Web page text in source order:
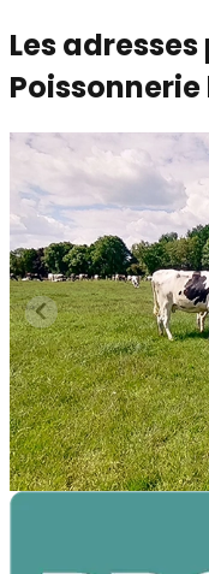
Les
Poissonnerie
La Ferme Baron
Wambrechies,Pays
Tables & saveurs
La Ferme Baron :
À Wambrechies, là
ciel, se dresse
cette exploitation